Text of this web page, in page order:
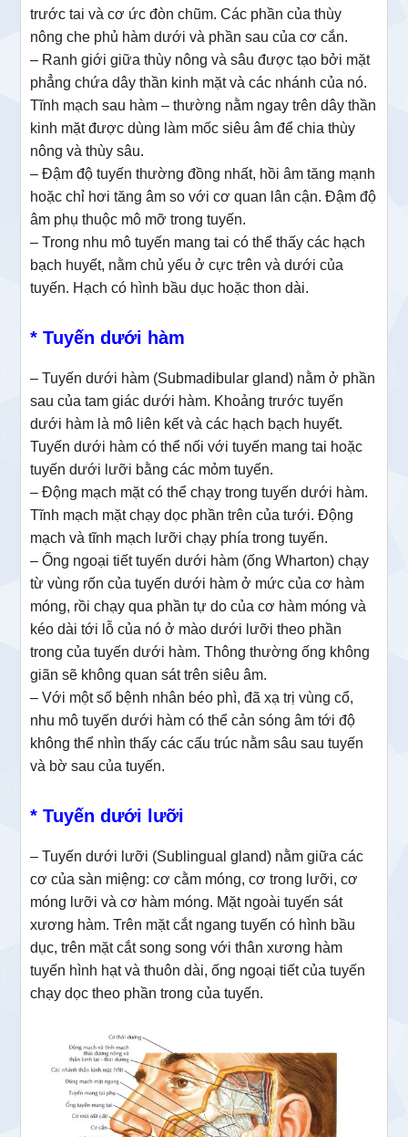
trước tai và cơ ức đòn chũm. Các phần của thùy
nông che phủ hàm dưới và phần sau của cơ cắn.
– Ranh giới giữa thùy nông và sâu được tạo bởi mặt
phẳng chứa dây thần kinh mặt và các nhánh của nó.
Tĩnh mạch sau hàm – thường nằm ngay trên dây thần
kinh mặt được dùng làm mốc siêu âm để chia thùy
nông và thùy sâu.
– Đậm độ tuyến thường đồng nhất, hồi âm tăng mạnh
hoặc chỉ hơi tăng âm so với cơ quan lân cận. Đậm độ
âm phụ thuộc mô mỡ trong tuyến.
– Trong nhu mô tuyến mang tai có thể thấy các hạch
bạch huyết, nằm chủ yếu ở cực trên và dưới của
tuyến. Hạch có hình bầu dục hoặc thon dài.
* Tuyến dưới hàm
– Tuyến dưới hàm (Submadibular gland) nằm ở phần
sau của tam giác dưới hàm. Khoảng trước tuyến
dưới hàm là mô liên kết và các hạch bạch huyết.
Tuyến dưới hàm có thể nối với tuyến mang tai hoặc
tuyến dưới lưỡi bằng các mỏm tuyến.
– Động mạch mặt có thể chạy trong tuyến dưới hàm.
Tĩnh mạch mặt chạy dọc phần trên của tưới. Động
mạch và tĩnh mạch lưỡi chạy phía trong tuyến.
– Ống ngoại tiết tuyến dưới hàm (ống Wharton) chạy
từ vùng rốn của tuyến dưới hàm ở mức của cơ hàm
móng, rồi chạy qua phần tự do của cơ hàm móng và
kéo dài tới lỗ của nó ở mào dưới lưỡi theo phần
trong của tuyến dưới hàm. Thông thường ống không
giãn sẽ không quan sát trên siêu âm.
– Với một số bệnh nhân béo phì, đã xạ trị vùng cổ,
nhu mô tuyến dưới hàm có thể cản sóng âm tới độ
không thể nhìn thấy các cấu trúc nằm sâu sau tuyến
và bờ sau của tuyến.
* Tuyến dưới lưỡi
– Tuyến dưới lưỡi (Sublingual gland) nằm giữa các
cơ của sàn miệng: cơ cằm móng, cơ trong lưỡi, cơ
móng lưỡi và cơ hàm móng. Mặt ngoài tuyến sát
xương hàm. Trên mặt cắt ngang tuyến có hình bầu
dục, trên mặt cắt song song với thân xương hàm
tuyến hình hạt và thuôn dài, ống ngoại tiết của tuyến
chạy dọc theo phần trong của tuyến.